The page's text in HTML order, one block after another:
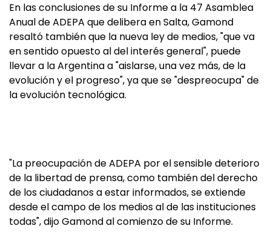
En las conclusiones de su Informe a la 47 Asamblea
Anual de ADEPA que delibera en Salta, Gamond
resaltó también que la nueva ley de medios, "que va
en sentido opuesto al del interés general", puede
llevar a la Argentina a "aislarse, una vez más, de la
evolución y el progreso", ya que se "despreocupa" de
la evolución tecnológica.
"La preocupación de ADEPA por el sensible deterioro
de la libertad de prensa, como también del derecho
de los ciudadanos a estar informados, se extiende
desde el campo de los medios al de las instituciones
todas", dijo Gamond al comienzo de su Informe.